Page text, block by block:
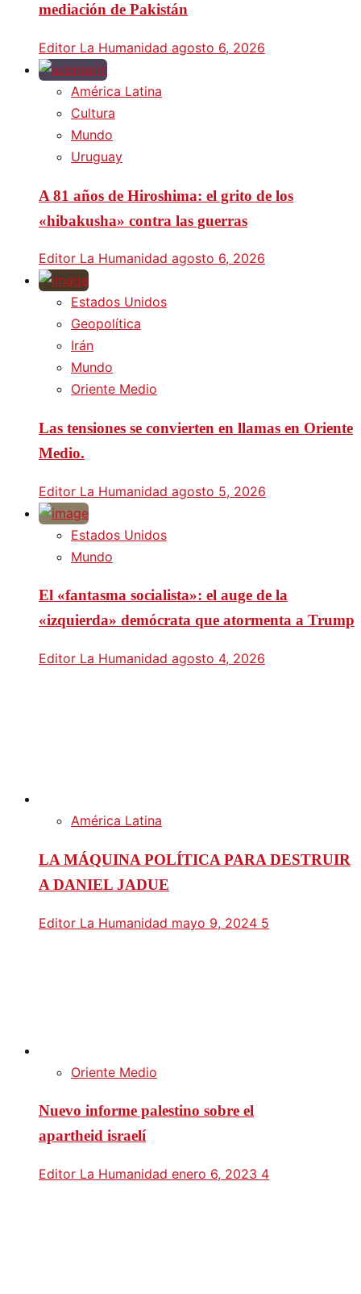
mediación de Pakistán
Editor La Humanidad agosto 6, 2026
América Latina
Cultura
Mundo
Uruguay
A 81 años de Hiroshima: el grito de los
«hibakusha» contra las guerras
Editor La Humanidad agosto 6, 2026
Estados Unidos
Geopolítica
Irán
Mundo
Oriente Medio
Las tensiones se convierten en llamas en Oriente
Medio.
Editor La Humanidad agosto 5, 2026
Estados Unidos
Mundo
El «fantasma socialista»: el auge de la
«izquierda» demócrata que atormenta a Trump
Editor La Humanidad agosto 4, 2026
América Latina
LA MÁQUINA POLÍTICA PARA DESTRUIR
A DANIEL JADUE
Editor La Humanidad mayo 9, 2024 5
Oriente Medio
Nuevo informe palestino sobre el
apartheid israelí
Editor La Humanidad enero 6, 2023 4